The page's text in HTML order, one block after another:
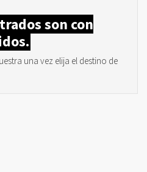
son con
una vez elija el destino de